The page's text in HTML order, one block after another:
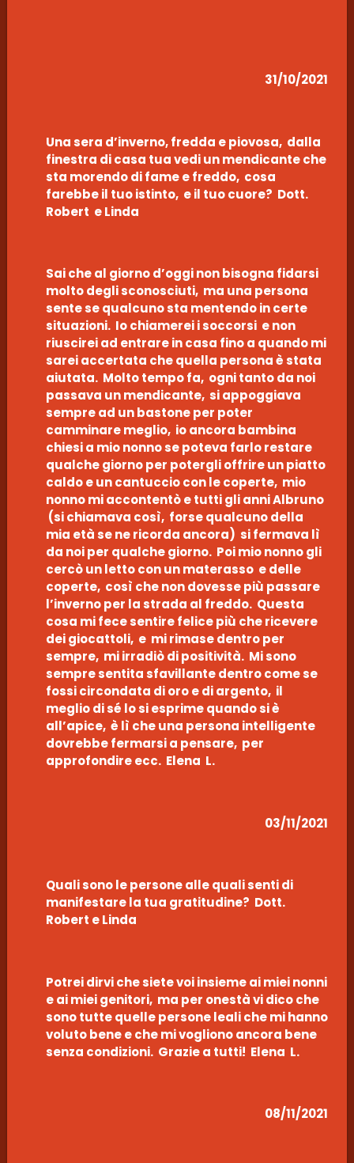
31/10/2021
Una sera d’inverno, fredda e piovosa, dalla
finestra di casa tua vedi un mendicante che
sta morendo di fame e freddo, cosa
farebbe il tuo istinto, e il tuo cuore? Dott.
Robert e Linda
Sai che al giorno d’oggi non bisogna fidarsi
molto degli sconosciuti, ma una persona
sente se qualcuno sta mentendo in certe
situazioni. Io chiamerei i soccorsi e non
riuscirei ad entrare in casa fino a quando mi
sarei accertata che quella persona è stata
aiutata. Molto tempo fa, ogni tanto da noi
passava un mendicante, si appoggiava
sempre ad un bastone per poter
camminare meglio, io ancora bambina
chiesi a mio nonno se poteva farlo restare
qualche giorno per potergli offrire un piatto
caldo e un cantuccio con le coperte, mio
nonno mi accontentò e tutti gli anni Albruno
(si chiamava così, forse qualcuno della
mia età se ne ricorda ancora) si fermava lì
da noi per qualche giorno. Poi mio nonno gli
cercò un letto con un materasso e delle
coperte, così che non dovesse più passare
l’inverno per la strada al freddo. Questa
cosa mi fece sentire felice più che ricevere
dei giocattoli, e mi rimase dentro per
sempre, mi irradiò di positività. Mi sono
sempre sentita sfavillante dentro come se
fossi circondata di oro e di argento, il
meglio di sé lo si esprime quando si è
all’apice, è lì che una persona intelligente
dovrebbe fermarsi a pensare, per
approfondire ecc. Elena L.
03/11/2021
Quali sono le persone alle quali senti di
manifestare la tua gratitudine? Dott.
Robert e Linda
Potrei dirvi che siete voi insieme ai miei nonni
e ai miei genitori, ma per onestà vi dico che
sono tutte quelle persone leali che mi hanno
voluto bene e che mi vogliono ancora bene
senza condizioni. Grazie a tutti! Elena L.
08/11/2021